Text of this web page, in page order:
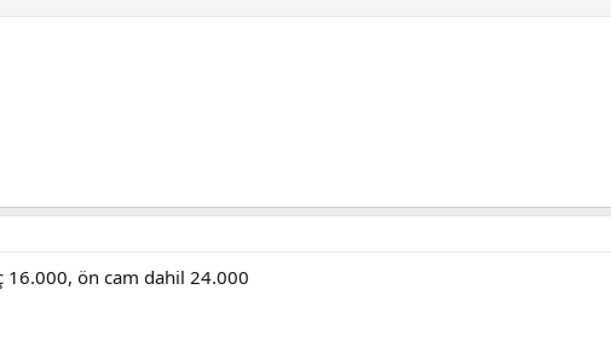
16.000, ön cam dahil 24.000